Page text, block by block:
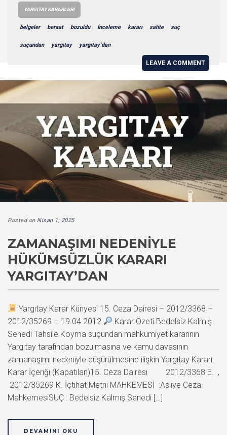
YARGITAY KARARLARI
belgeler beraat bozuldu İnceleme kararı sahte suç
suçundan yargıtay yargıtay’dan
LEAVE A COMMENT
Posted on Nisan 1, 2025
ZAMANAŞIMI NEDENIYLE
HÜKÜMSÜZLÜK KARARI
YARGITAY’DAN
Yargıtay Karar Künyesi 15. Ceza Dairesi – 2012/3368 –
2012/35269 – 19.04.2012
Karar Özeti Bedelsiz Kalmış
Senedi Tahsile Koyma suçundan mahkumiyet kararının
Yargıtay tarafından bozulmasına ve kamu davasının
zamanaşımı nedeniyle düşürülmesine ilişkin Yargıtay Kararı.
Karar İçeriği (Kapatılan)15. Ceza Dairesi 2012/3368 E. ,
2012/35269 K. İçtihat Metni MAHKEMESİ :Asliye Ceza
MahkemesiSUÇ : Bedelsiz Kalmış Senedi […]
DEVAMINI OKU